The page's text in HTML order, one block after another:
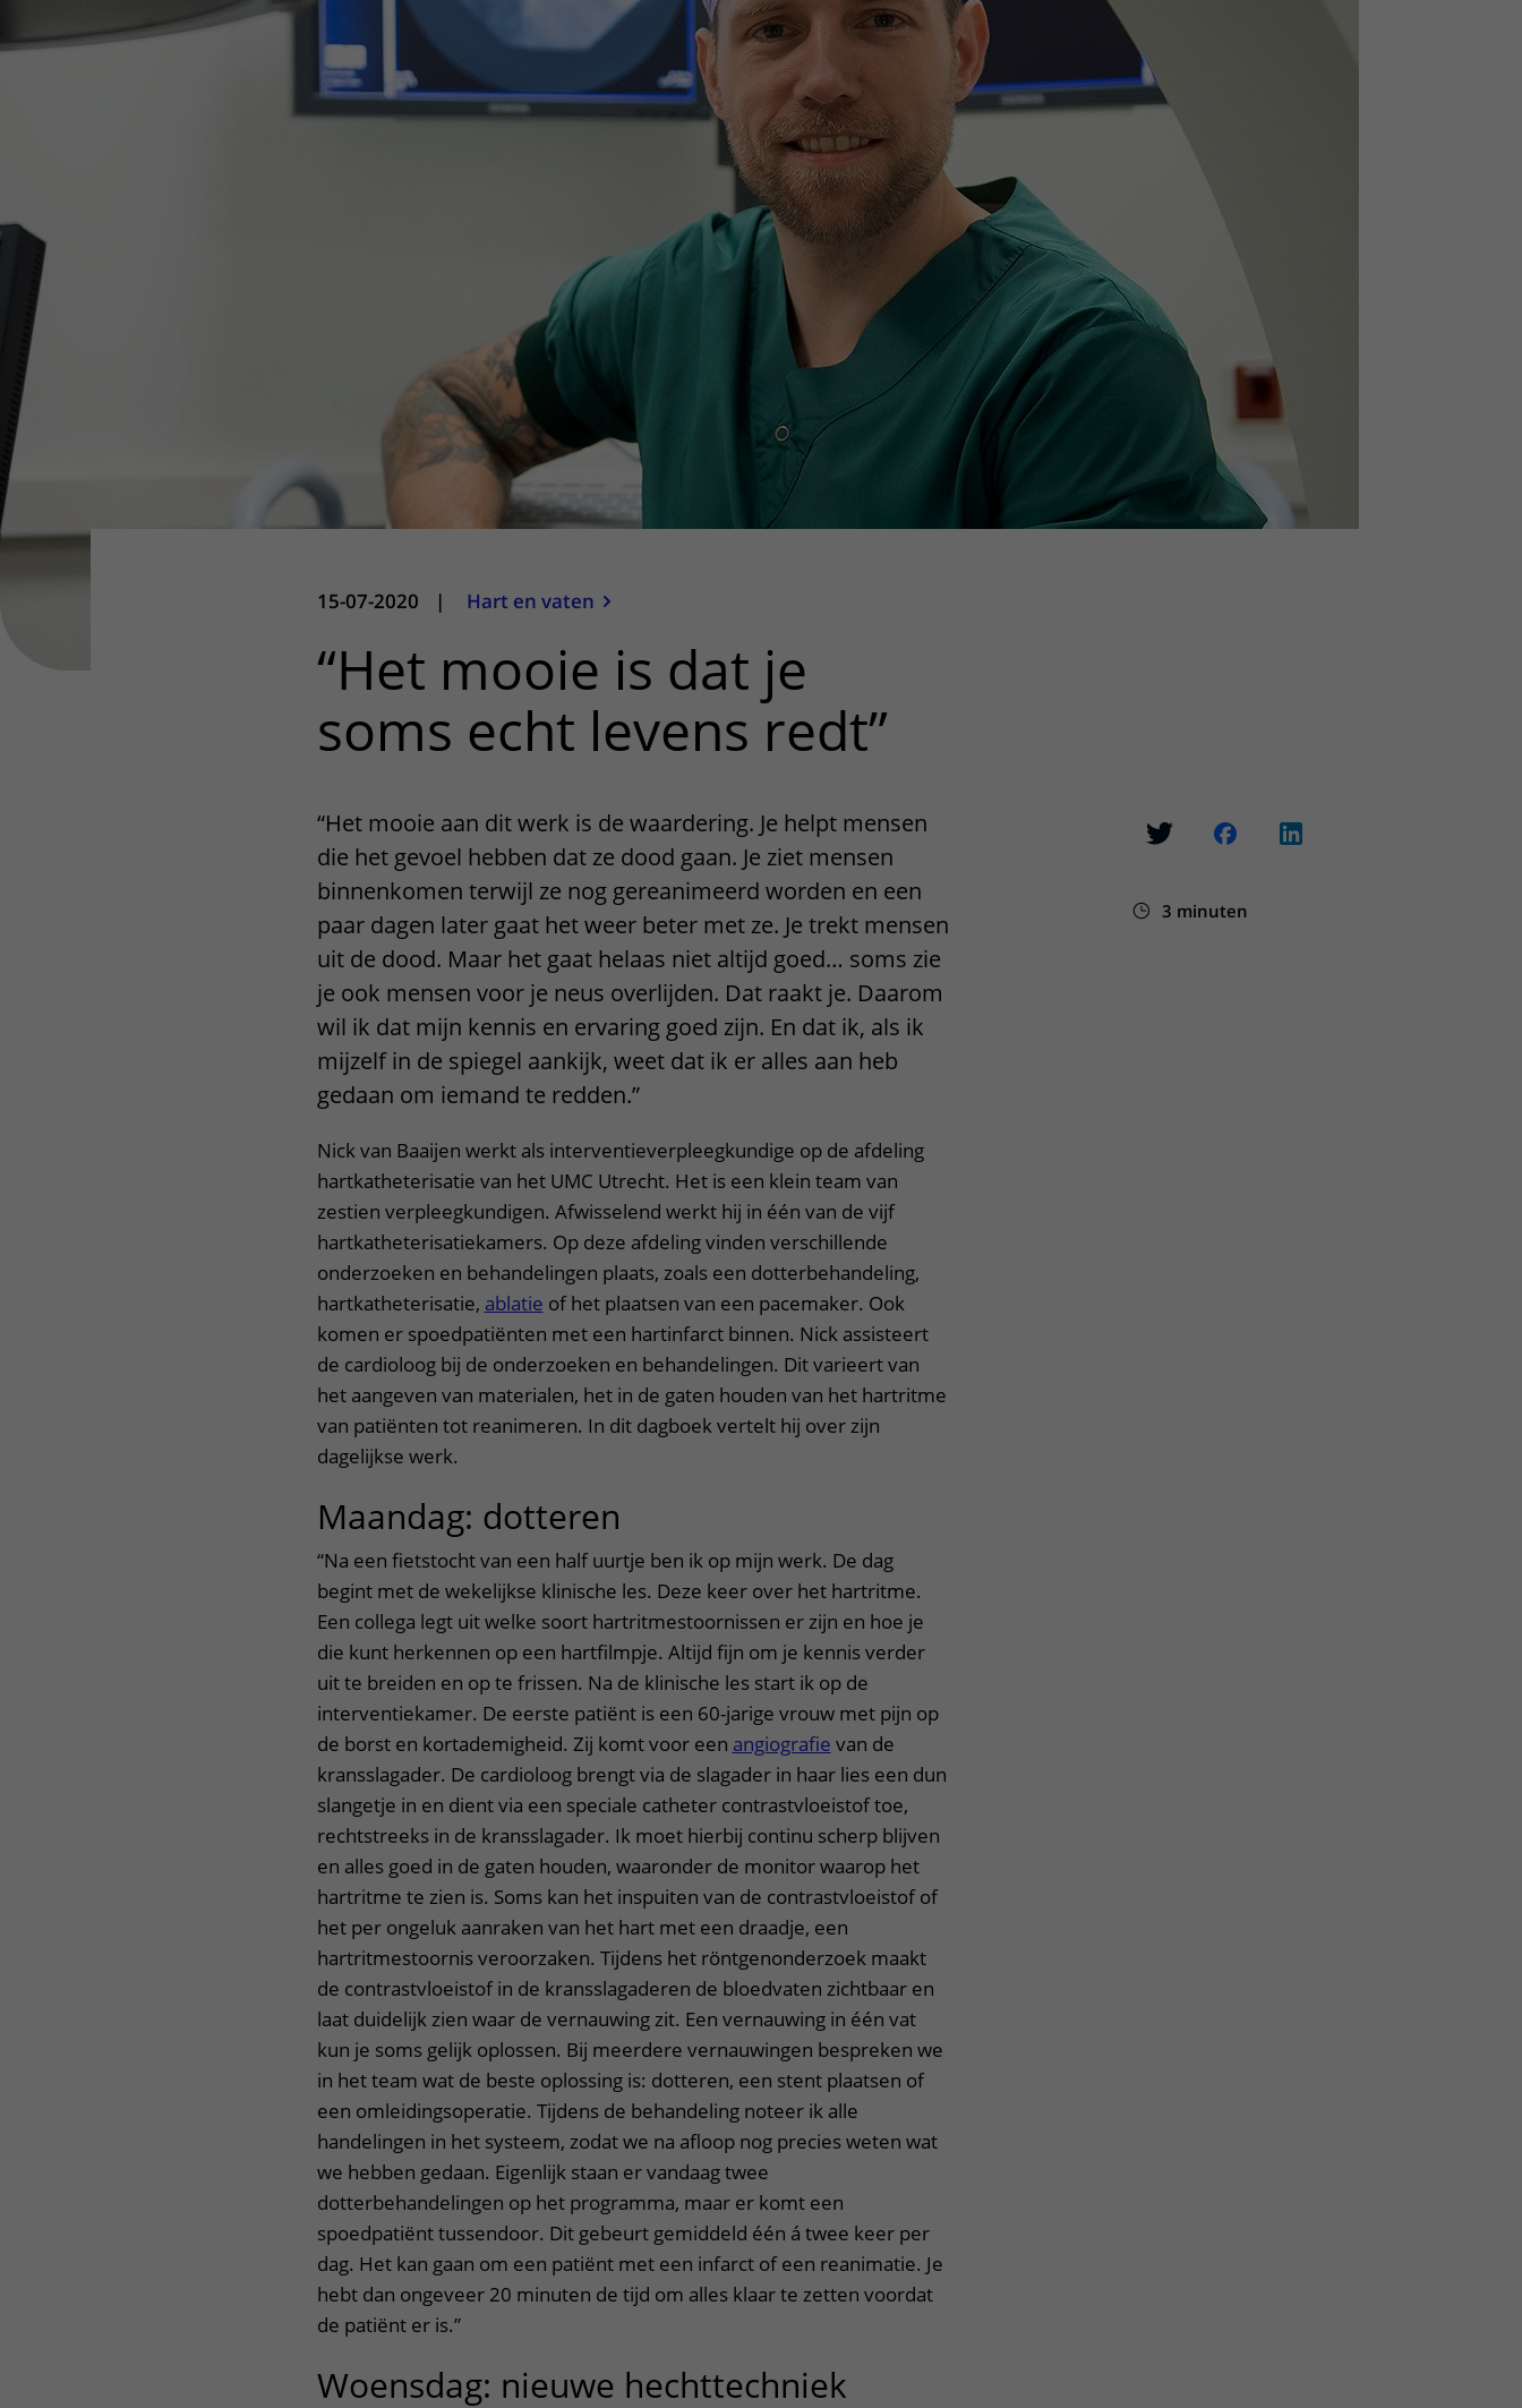
Het Wilhelmina
Wijzigen patiëntgegevens
Contact met verpleegafdeling
Het Wilhelmina
Kinderziekenhuis
15-07-2020 | Hart en vaten
“Het mooie is dat je
soms echt levens redt”
3 minuten
“Het mooie aan dit werk is de waardering. Je helpt mensen
die het gevoel hebben dat ze dood gaan. Je ziet mensen
binnenkomen terwijl ze nog gereanimeerd worden en een
paar dagen later gaat het weer beter met ze. Je trekt mensen
uit de dood. Maar het gaat helaas niet altijd goed… soms zie
je ook mensen voor je neus overlijden. Dat raakt je. Daarom
wil ik dat mijn kennis en ervaring goed zijn. En dat ik, als ik
mijzelf in de spiegel aankijk, weet dat ik er alles aan heb
gedaan om iemand te redden.”
Nick van Baaijen werkt als interventieverpleegkundige op de afdeling
hartkatheterisatie van het UMC Utrecht. Het is een klein team van
zestien verpleegkundigen. Afwisselend werkt hij in één van de vijf
hartkatheterisatiekamers. Op deze afdeling vinden verschillende
onderzoeken en behandelingen plaats, zoals een dotterbehandeling,
hartkatheterisatie, ablatie of het plaatsen van een pacemaker. Ook
komen er spoedpatiënten met een hartinfarct binnen. Nick assisteert
de cardioloog bij de onderzoeken en behandelingen. Dit varieert van
het aangeven van materialen, het in de gaten houden van het hartritme
van patiënten tot reanimeren. In dit dagboek vertelt hij over zijn
dagelijkse werk.
Maandag: dotteren
“Na een fietstocht van een half uurtje ben ik op mijn werk. De dag
begint met de wekelijkse klinische les. Deze keer over het hartritme.
Een collega legt uit welke soort hartritmestoornissen er zijn en hoe je
die kunt herkennen op een hartfilmpje. Altijd fijn om je kennis verder
uit te breiden en op te frissen. Na de klinische les start ik op de
interventiekamer. De eerste patiënt is een 60-jarige vrouw met pijn op
de borst en kortademigheid. Zij komt voor een angiografie van de
kransslagader. De cardioloog brengt via de slagader in haar lies een dun
slangetje in en dient via een speciale catheter contrastvloeistof toe,
rechtstreeks in de kransslagader. Ik moet hierbij continu scherp blijven
en alles goed in de gaten houden, waaronder de monitor waarop het
hartritme te zien is. Soms kan het inspuiten van de contrastvloeistof of
het per ongeluk aanraken van het hart met een draadje, een
hartritmestoornis veroorzaken. Tijdens het röntgenonderzoek maakt
de contrastvloeistof in de kransslagaderen de bloedvaten zichtbaar en
laat duidelijk zien waar de vernauwing zit. Een vernauwing in één vat
kun je soms gelijk oplossen. Bij meerdere vernauwingen bespreken we
in het team wat de beste oplossing is: dotteren, een stent plaatsen of
een omleidingsoperatie. Tijdens de behandeling noteer ik alle
handelingen in het systeem, zodat we na afloop nog precies weten wat
we hebben gedaan. Eigenlijk staan er vandaag twee
dotterbehandelingen op het programma, maar er komt een
spoedpatiënt tussendoor. Dit gebeurt gemiddeld één á twee keer per
dag. Het kan gaan om een patiënt met een infarct of een reanimatie. Je
hebt dan ongeveer 20 minuten de tijd om alles klaar te zetten voordat
de patiënt er is.”
Woensdag: nieuwe hechttechniek